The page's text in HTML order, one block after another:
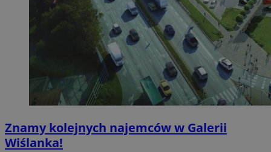
Znamy kolejnych najemców w Galerii
Wiślanka!